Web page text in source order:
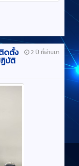
2 ปี ที่ผ่านมา
ดตั้ง
ฏิบัติ